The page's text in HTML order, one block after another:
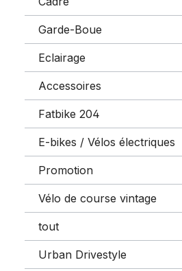
Garde-Boue
Eclairage
Accessoires
Fatbike 204
E-bikes / Vélos électriques
Promotion
Vélo de course vintage
tout
Urban Drivestyle